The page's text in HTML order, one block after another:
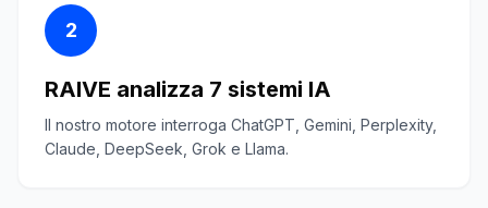
2
RAIVE analizza 7 sistemi IA
Il nostro motore interroga ChatGPT, Gemini, Perplexity,
Claude, DeepSeek, Grok e Llama.